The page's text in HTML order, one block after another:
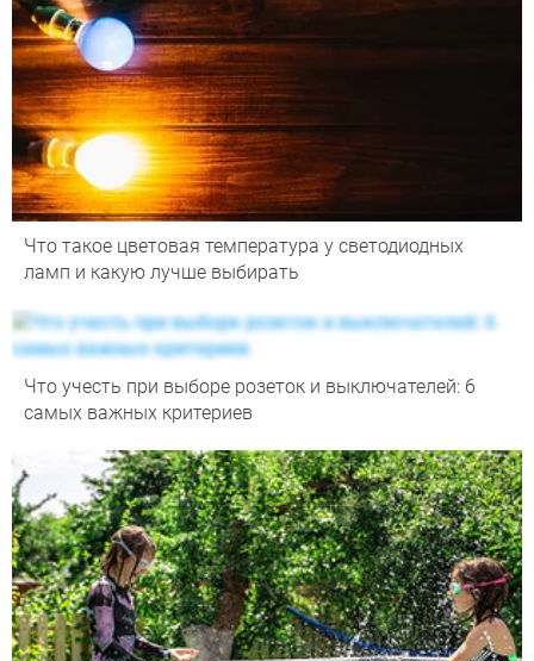
Что такое цветовая температура у светодиодных
ламп и какую лучше выбирать
Что учесть при выборе розеток и выключателей: 6
самых важных критериев